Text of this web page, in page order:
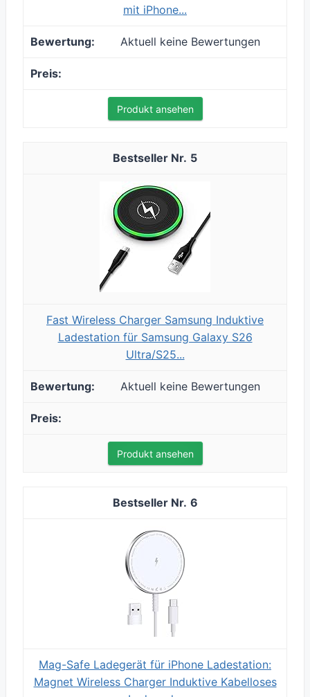
mit iPhone...
Aktuell keine Bewertungen
Produkt ansehen
5
Fast Wireless Charger Samsung Induktive
Ladestation für Samsung Galaxy S26
Ultra/S25...
Aktuell keine Bewertungen
Produkt ansehen
6
Mag-Safe Ladegerät für iPhone Ladestation:
Magnet Wireless Charger Induktive Kabelloses